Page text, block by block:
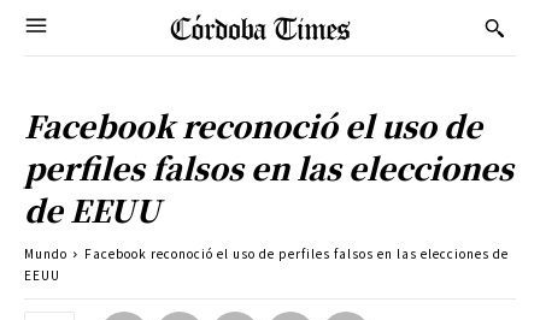
Facebook reconoció el uso de
perfiles falsos en las elecciones
de EEUU
Mundo
Facebook reconoció el uso de perfiles falsos en las elecciones de
EEUU